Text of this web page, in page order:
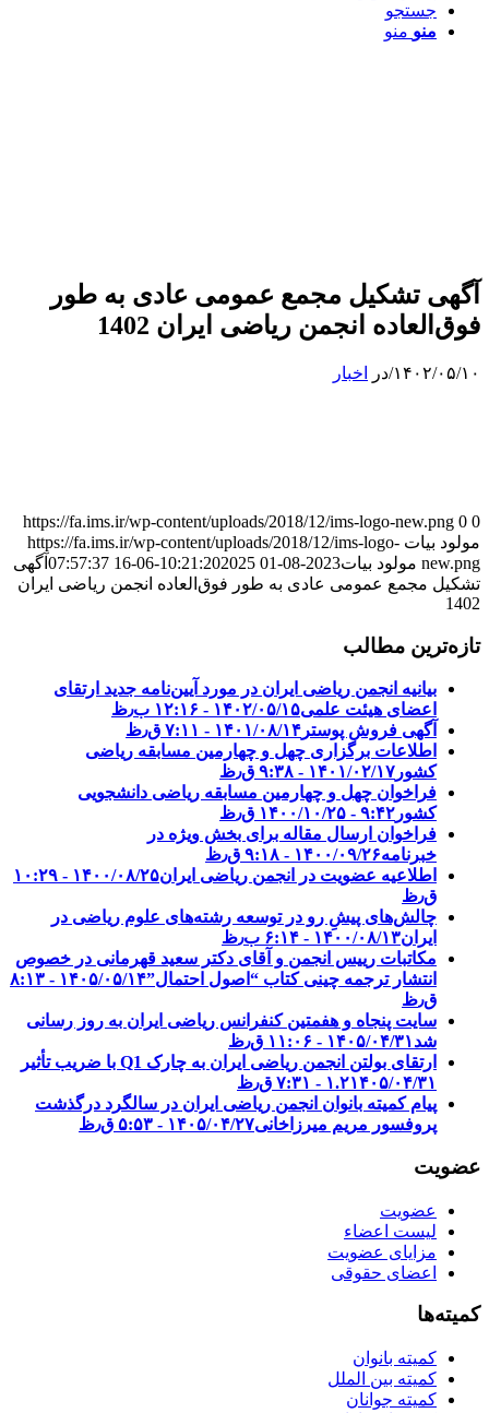
جستجو
منو منو
آگهی تشکیل مجمع عمومی عادی به طور
فوق‌العاده انجمن ریاضی ایران 1402
۱۴۰۲/۰۵/۱۰/در اخبار
https://fa.ims.ir/wp-content/uploads/2018/12/ims-logo-new.png 0 0
مولود بیات https://fa.ims.ir/wp-content/uploads/2018/12/ims-logo-
new.png مولود بیات2023-08-01 10:21:20
2025-06-16 07:57:37
آگهی
تشکیل مجمع عمومی عادی به طور فوق‌العاده انجمن ریاضی ایران
1402
تازه‌ترین مطالب
بیانیه انجمن ریاضی ایران در مورد آیین‌نامه جدید ارتقای
اعضای هیئت علمی۱۴۰۲/۰۵/۱۵ - ۱۲:۱۶ ب٫ظ
آگهی فروش پوستر ۱۴۰۱/۰۸/۱۴ - ۷:۱۱ ق٫ظ
اطلاعات برگزاری چهل و چهارمین مسابقه ریاضی
کشور ۱۴۰۱/۰۲/۱۷ - ۹:۳۸ ق٫ظ
فراخوان چهل و چهارمین مسابقه ریاضی دانشجویی
کشور‎‎ ۱۴۰۰/۱۰/۲۵ - ۹:۴۲ ق٫ظ
فراخوان ارسال مقاله برای بخش ویژه در
خبرنامه۱۴۰۰/۰۹/۲۶ - ۹:۱۸ ق٫ظ
اطلاعیه عضویت در انجمن ریاضی ایران
۱۴۰۰/۰۸/۲۵ - ۱۰:۲۹
ق٫ظ
چالش‌های پیشِ رو در توسعه رشته‌های علوم ریاضی در
ایران۱۴۰۰/۰۸/۱۳ - ۶:۱۴ ب٫ظ
مکاتبات رییس انجمن و آقای دکتر سعید قهرمانی در خصوص
انتشار ترجمه چینی کتاب “اصول احتمال”
۱۴۰۵/۰۵/۱۴ - ۸:۱۳
ق٫ظ
سایت پنجاه و هفمتین کنفرانس ریاضی ایران به روز رسانی
شد۱۴۰۵/۰۴/۳۱ - ۱۱:۰۶ ق٫ظ
ارتقای بولتن انجمن ریاضی ایران به چارک Q1 با ضریب تأثیر
۱.۲۱۴۰۵/۰۴/۳۱ - ۷:۳۱ ق٫ظ
پیام کمیته بانوان انجمن ریاضی ایران در سالگرد درگذشت
پروفسور مریم میرزاخانی۱۴۰۵/۰۴/۲۷ - ۵:۵۳ ق٫ظ
عضویت
عضویت
لیست اعضاء
مزایای عضویت
اعضای حقوقی
کمیته‌ها
کمیته بانوان
کمیته بین الملل
کمیته جوانان